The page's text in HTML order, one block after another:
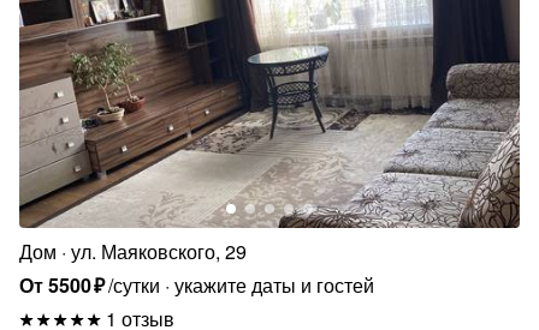
Дом ул. Маяковского, 29
От5500₽/сутки укажите даты и гостей
1 отзыв